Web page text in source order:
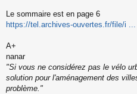
s
g
n
o
n
u
Le sommaire est en page 6
https://tel.archives-ouvertes.fr/file/i
A+
nanar
"Si vous ne considérez pas le vélo
solution pour l'aménagement des
problème."